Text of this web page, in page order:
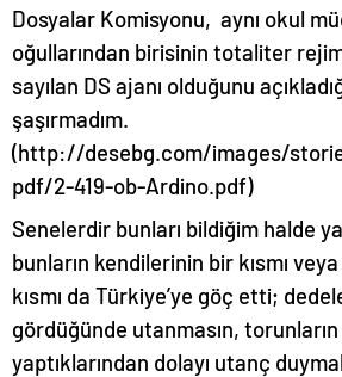
Dosyalar Komisyonu, aynı okul
oğullarından birisinin totaliter
sayılan DS ajanı olduğunu
şaşırmadım.
(http://desebg.com/images/
pdf/2-419-ob-Ardino.pdf)
Senelerdir bunları bildiğim halde
bunların kendilerinin bir kısmı
kısmı da Türkiye’ye göç etti;
gördüğünde utanmasın,
yaptıklarından dolayı utanç